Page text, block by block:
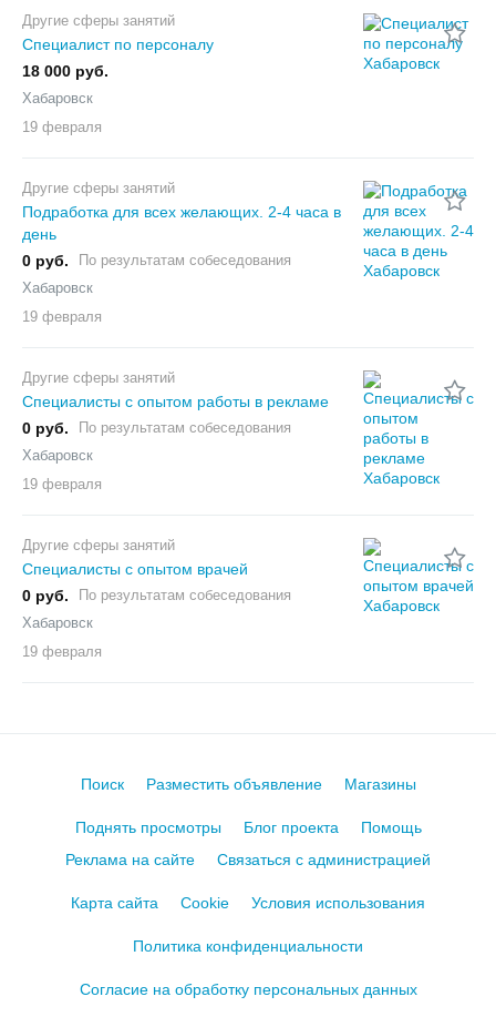
Другие сферы занятий
Специалист по персоналу
18 000 руб.
Хабаровск
19 февраля
Другие сферы занятий
Подработка для всех желающих. 2-4 часа в
день
0 руб.
По результатам собеседования
Хабаровск
19 февраля
Другие сферы занятий
Специалисты с опытом работы в рекламе
0 руб.
По результатам собеседования
Хабаровск
19 февраля
Другие сферы занятий
Специалисты с опытом врачей
0 руб.
По результатам собеседования
Хабаровск
19 февраля
Поиск Разместить объявление Магазины
Поднять просмотры Блог проекта
Помощь
Реклама на сайте
Связаться с администрацией
Карта сайта Cookie Условия использования
Политика конфиденциальности
Согласие на обработку персональных данных